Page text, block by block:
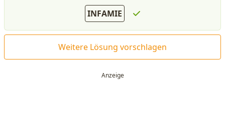
INFAMIE
Weitere Lösung vorschlagen